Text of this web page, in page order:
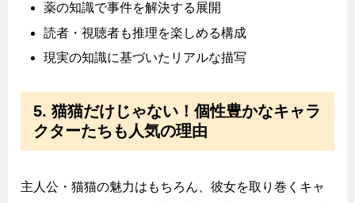
薬の知識で事件を解決する展開
読者・視聴者も推理を楽しめる構成
現実の知識に基づいたリアルな描写
5. 猫猫だけじゃない！個性豊かなキャラ
クターたちも人気の理由
主人公・猫猫の魅力はもちろん、彼女を取り巻くキャ